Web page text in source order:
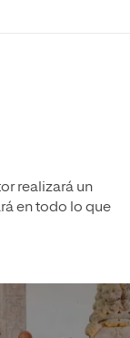
realizará un
en todo lo que